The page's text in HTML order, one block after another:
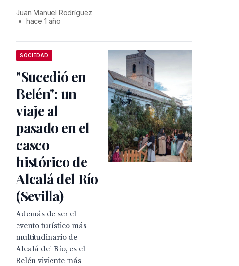
Juan Manuel Rodríguez
•
hace 1 año
SOCIEDAD
"Sucedió en
Belén": un
viaje al
pasado en el
casco
histórico de
Alcalá del Río
(Sevilla)
Además de ser el
evento turístico más
multitudinario de
Alcalá del Río, es el
Belén viviente más